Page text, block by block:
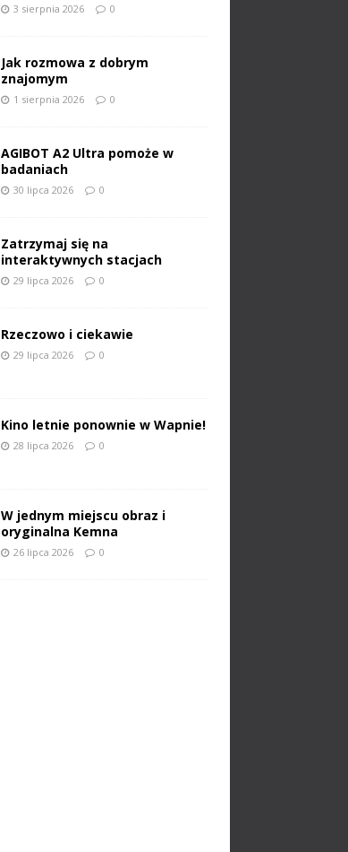
3 sierpnia 2026 0
Jak rozmowa z dobrym
znajomym
1 sierpnia 2026 0
AGIBOT A2 Ultra pomoże w
badaniach
30 lipca 2026 0
Zatrzymaj się na
interaktywnych stacjach
29 lipca 2026 0
Rzeczowo i ciekawie
29 lipca 2026 0
Kino letnie ponownie w Wapnie!
28 lipca 2026 0
W jednym miejscu obraz i
oryginalna Kemna
26 lipca 2026 0